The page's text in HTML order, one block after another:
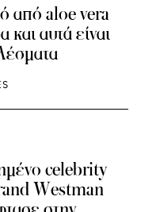
από aloe vera
και αυτά είναι
celebrity
Westman